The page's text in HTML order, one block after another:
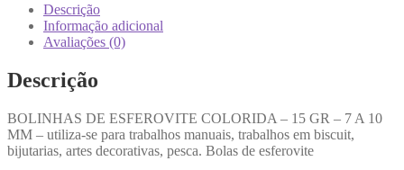
Descrição
Informação adicional
Avaliações (0)
Descrição
BOLINHAS DE ESFEROVITE COLORIDA – 15 GR – 7 A 10
MM – utiliza-se para trabalhos manuais, trabalhos em biscuit,
bijutarias, artes decorativas, pesca. Bolas de esferovite